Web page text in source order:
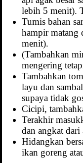
lebih 5 menit).
Tumis bahan
hampir matang
menit).
(Tambahkan
mengering
Tambahkan
layu dan
supaya tidak
Cicipi,
Terakhir
dan angkat dari
Hidangkan
ikan goreng